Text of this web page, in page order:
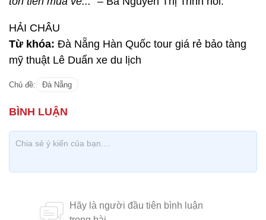
HẢI CHÂU
Từ khóa: Đà Nẵng Hàn Quốc tour giá rẻ bảo tàng
mỹ thuật Lê Duẩn xe du lịch
Chủ đề: Đà Nẵng